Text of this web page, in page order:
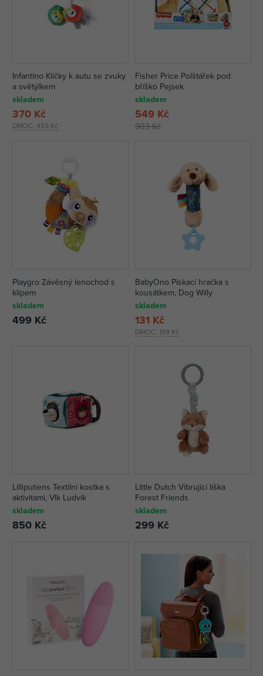
Infantino Klíčky k autu se zvuky
a světýlkem
skladem
DMOC: 459 Kč
370 Kč
Fisher Price Polštářek pod
bříško Pejsek
skladem
903 Kč
549 Kč
Playgro Závěsný lenochod s
klipem
skladem
499 Kč
BabyOno Pískací hračka s
kousátkem, Dog Willy
skladem
DMOC: 159 Kč
131 Kč
Lilliputiens Textilní kostka s
aktivitami, Vlk Ludvík
skladem
850 Kč
Little Dutch Vibrující liška
Forest Friends
skladem
299 Kč